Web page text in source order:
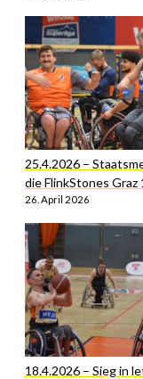
25.4.2026 –
die FlinkStones Graz
26. April 2026
18.4.2026 – Sieg in